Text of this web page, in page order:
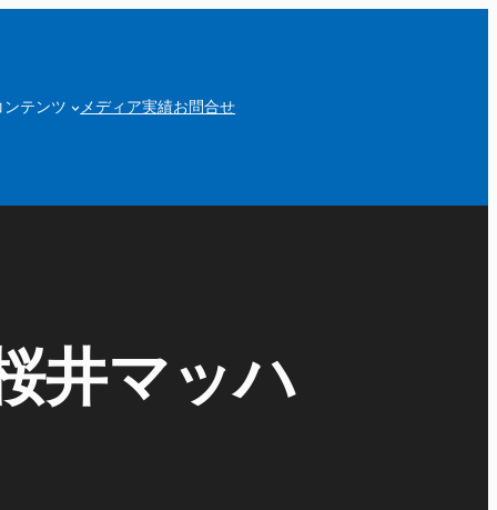
ンテンツ メディア実績お問合せ
井マッハ